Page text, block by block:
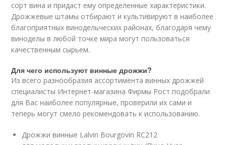
сорт вина и придаст ему определенные характеристики.
Дрожжевые штамы отбирают и культивируют в наиболее
благоприятных винодельческих районах, благодаря чему
виноделы в любой точке мира могут пользоваться
качественным сырьем.
Для чего используют винные дрожжи?
Из всего разнообразия ассортимента винных дрожжей
специалисты Интернет-магазина Фирмы Рост подобрали
для Вас наиболее популярные, проверили их сами и
теперь могут смело рекомендовать к использованию.
Дрожжи винные Lalvin Bourgovin RC212